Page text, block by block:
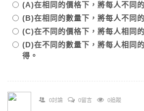
(A)在相同的價格下，將每人不同
(B)在相同的數量下，將每人不同
(C)在不同的價格下，將每人相同
(D)在不同的數量下，將每人相同
得。
0討論 0留言 0追蹤